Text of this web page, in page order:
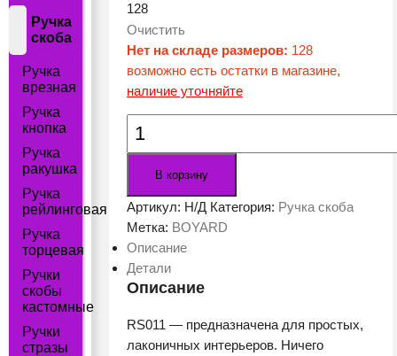
Ручка
скоба
Ручка
врезная
Ручка
кнопка
Ручка
ракушка
Ручка
рейлинговая
Ручка
торцевая
Ручки
скобы
кастомные
Ручки
стразы
128
Очистить
Нет на складе размеров: 128
возможно есть остатки в магазине,
наличие уточняйте
Количество
товара
RS011CP.3
В корзину
Артикул: Н/Д Категория: Ручка скоба
Метка: BOYARD
Описание
Детали
Описание
RS011 — предназначена для простых,
лаконичных интерьеров. Ничего